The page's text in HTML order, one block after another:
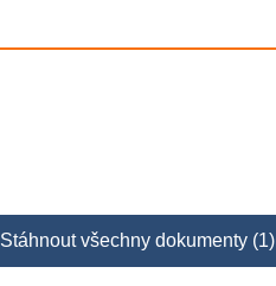
Stáhnout všechny dokumenty (1)